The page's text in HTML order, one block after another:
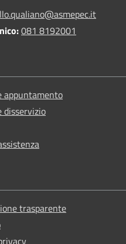
081 8192001
appuntamento
disservizio
trasparente